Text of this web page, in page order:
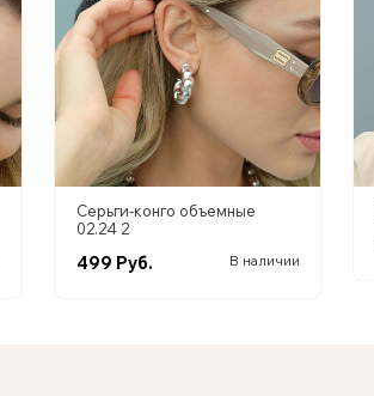
Серьги-конго объемные
02.24 2
499 Руб. В наличии